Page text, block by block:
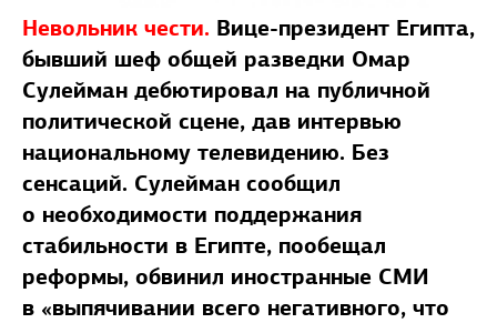
Невольник чести. Вице-президент Египта,
бывший шеф общей разведки Омар
Сулейман дебютировал на публичной
политической сцене, дав интервью
национальному телевидению. Без
сенсаций. Сулейман сообщил
о необходимости поддержания
стабильности в Египте, пообещал
реформы, обвинил иностранные СМИ
в «выпячивании всего негативного, что